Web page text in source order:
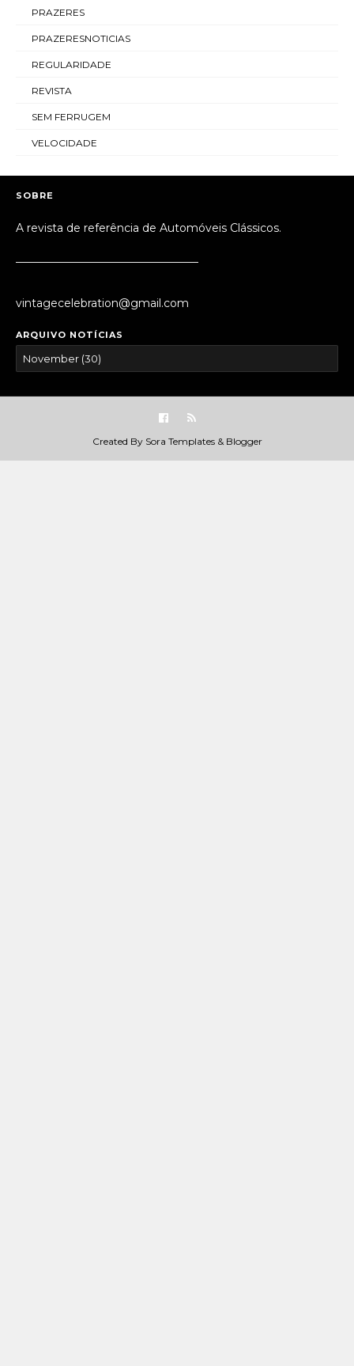
PRAZERES
PRAZERESNOTICIAS
REGULARIDADE
REVISTA
SEM FERRUGEM
VELOCIDADE
SOBRE
A revista de referência de Automóveis Clássicos.
vintagecelebration@gmail.com
ARQUIVO NOTÍCIAS
Created By Sora Templates& Blogger